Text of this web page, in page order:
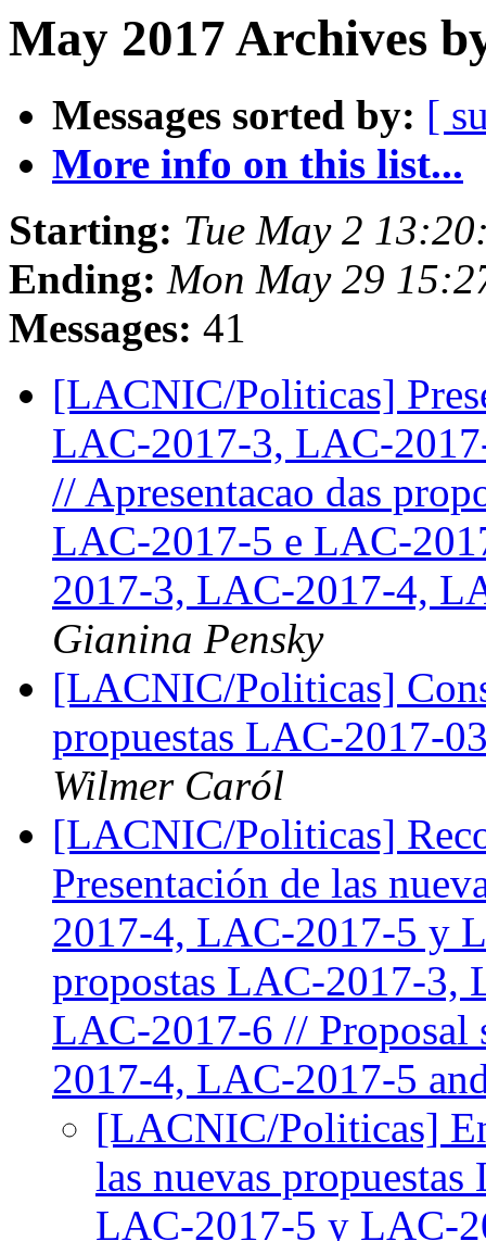
May 2017 Archives
Messages sorted by: [
More info on this list...
Starting: Tue May 2
Ending: Mon May 29
Messages: 41
[LACNIC/Politicas]
LAC-2017-3, LAC-
// Apresentacao das
LAC-2017-5 e LAC-
2017-3, LAC-2017-4,
Gianina Pensky
[LACNIC/Politicas]
propuestas LAC-2017-
Wilmer Caról
[LACNIC/Politicas]
Presentación de las
2017-4, LAC-2017-5 y
propostas LAC-2017-3,
LAC-2017-6 //
2017-4, LAC-2017-5
[LACNIC/Politicas]
las nuevas
LAC-2017-5 y LAC-